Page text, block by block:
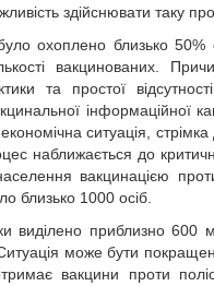
здійснювати
охоплено близько 50%
вакцинованих.
та простої
інформаційної
ситуація,
наближається до
вакцинацією
близько 1000 осіб.
виділено приблизно
може бути
вакцини проти